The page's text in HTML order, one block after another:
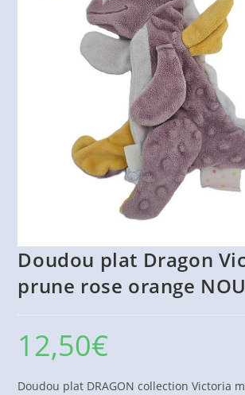
Doudou plat Dragon
prune rose orange
12,50€
Doudou plat DRAGON collection Victoria